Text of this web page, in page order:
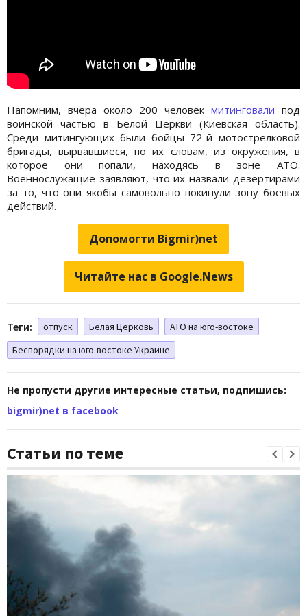
Напомним, вчера около 200 человек митинговали под
воинской частью в Белой Церкви (Киевская область).
Среди митингующих были бойцы 72-й мотострелковой
бригады, вырвавшиеся, по их словам, из окружения, в
которое они попали, находясь в зоне АТО.
Военнослужащие заявляют, что их назвали дезертирами
за то, что они якобы самовольно покинули зону боевых
действий.
Допомогти Bigmir)net
Читайте нас в Google.News
Теги: отпуск Белая Церковь
АТО на юго-востоке
Беспорядки на юго-востоке Украине
Не пропусти другие интересные статьи, подпишись:
bigmir)net в facebook
Статьи по теме